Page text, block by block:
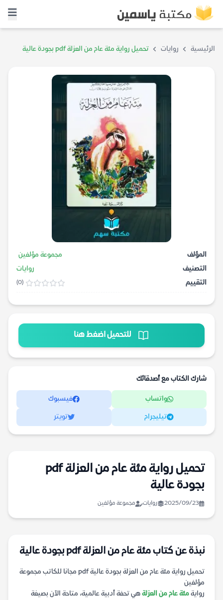
الرئيسية روايات تحميل رواية مئة عام من العزلة pdf بجودة عالية
المؤلف
مجموعة مؤلفين
التصنيف
روايات
التقييم
(0)
للتحميل اضغط هنا
شارك الكتاب مع أصدقائك
واتساب فيسبوك
تيليجرام تويتر
تحميل رواية مئة عام من العزلة pdf
بجودة عالية
2025/09/23 روايات مجموعة مؤلفين
نبذة عن كتاب مئة عام من العزلة pdf بجودة عالية
تحميل رواية مئة عام من العزلة بجودة عالية pdf مجانا للكاتب مجموعة
مؤلفين
روايةمئة عام من العزلةهي تحفة أدبية عالمية، متاحة الآن بصيغة